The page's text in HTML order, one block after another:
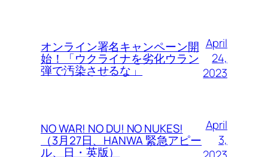
オンライン署名キャンペーン開
始！「ウクライナを劣化ウラン
弾で汚染させるな」
April
24,
2023
NO WAR! NO DU! NO NUKES!
（3月27日、HANWA 緊急アピー
ル、日・英版）
April
3,